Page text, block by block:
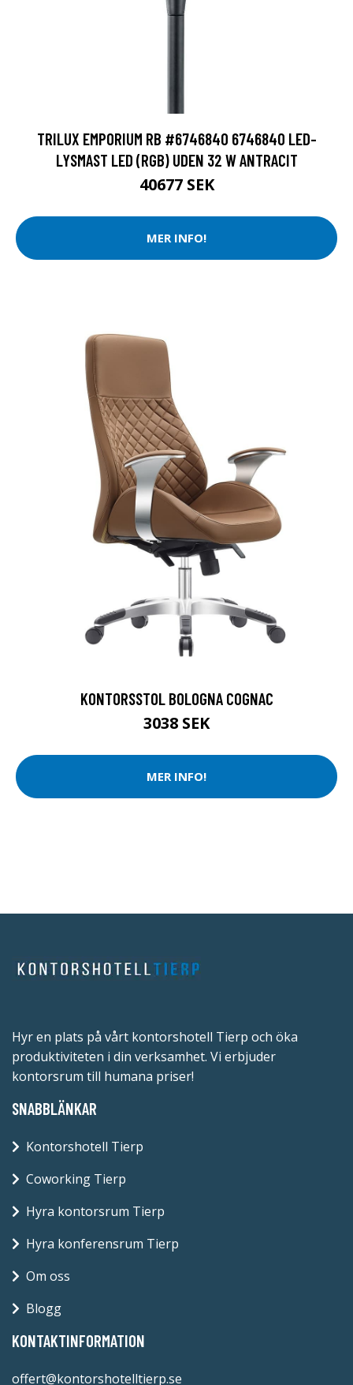
TRILUX EMPORIUM RB #6746840 6746840 LED-
LYSMAST LED (RGB) UDEN 32 W ANTRACIT
40677 SEK
MER INFO!
KONTORSSTOL BOLOGNA COGNAC
3038 SEK
MER INFO!
Hyr en plats på vårt kontorshotell Tierp och öka
produktiviteten i din verksamhet. Vi erbjuder
kontorsrum till humana priser!
SNABBLÄNKAR
Kontorshotell Tierp
Coworking Tierp
Hyra kontorsrum Tierp
Hyra konferensrum Tierp
Om oss
Blogg
KONTAKTINFORMATION
offert@kontorshotelltierp.se